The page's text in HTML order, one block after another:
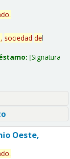
.
sociedad del
Signatura
Oeste,
.